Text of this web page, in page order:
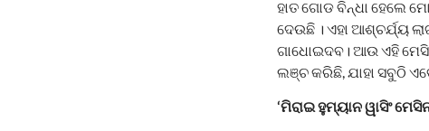
ହାତ ଗୋଡ ବିନ୍ଧା ହେଲେ
ଦେଉଛି । ଏହା ଆଶ୍ଚର୍ଯ୍ୟ
ଗାଧୋଇଦବ। ଆଉ ଏହି
ଲଞ୍ଚ କରିଛି, ଯାହା ସବୁଠି
‘ମିରାଇ ହୁମ୍ୟାନ ୱାସିଂ